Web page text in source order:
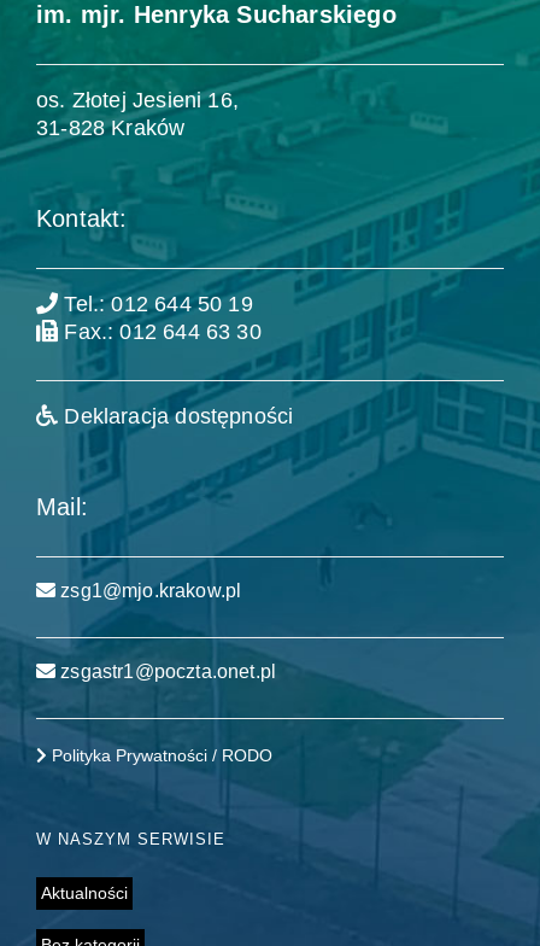
im. mjr. Henryka Sucharskiego
os. Złotej Jesieni 16,
31-828 Kraków
Kontakt:
Tel.: 012 644 50 19
Fax.: 012 644 63 30
Deklaracja dostępności
Mail:
zsg1@mjo.krakow.pl
zsgastr1@poczta.onet.pl
Polityka Prywatności / RODO
W NASZYM SERWISIE
Aktualności